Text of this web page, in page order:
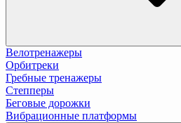
Велотренажеры
Орбитреки
Гребные тренажеры
Степперы
Беговые дорожки
Вибрационные платформы